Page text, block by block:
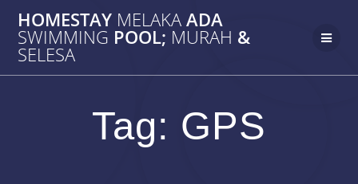
to
content
HOMESTAY MELAKAADA
SWIMMING POOL; MURAH &
SELESA
Tag: GPS